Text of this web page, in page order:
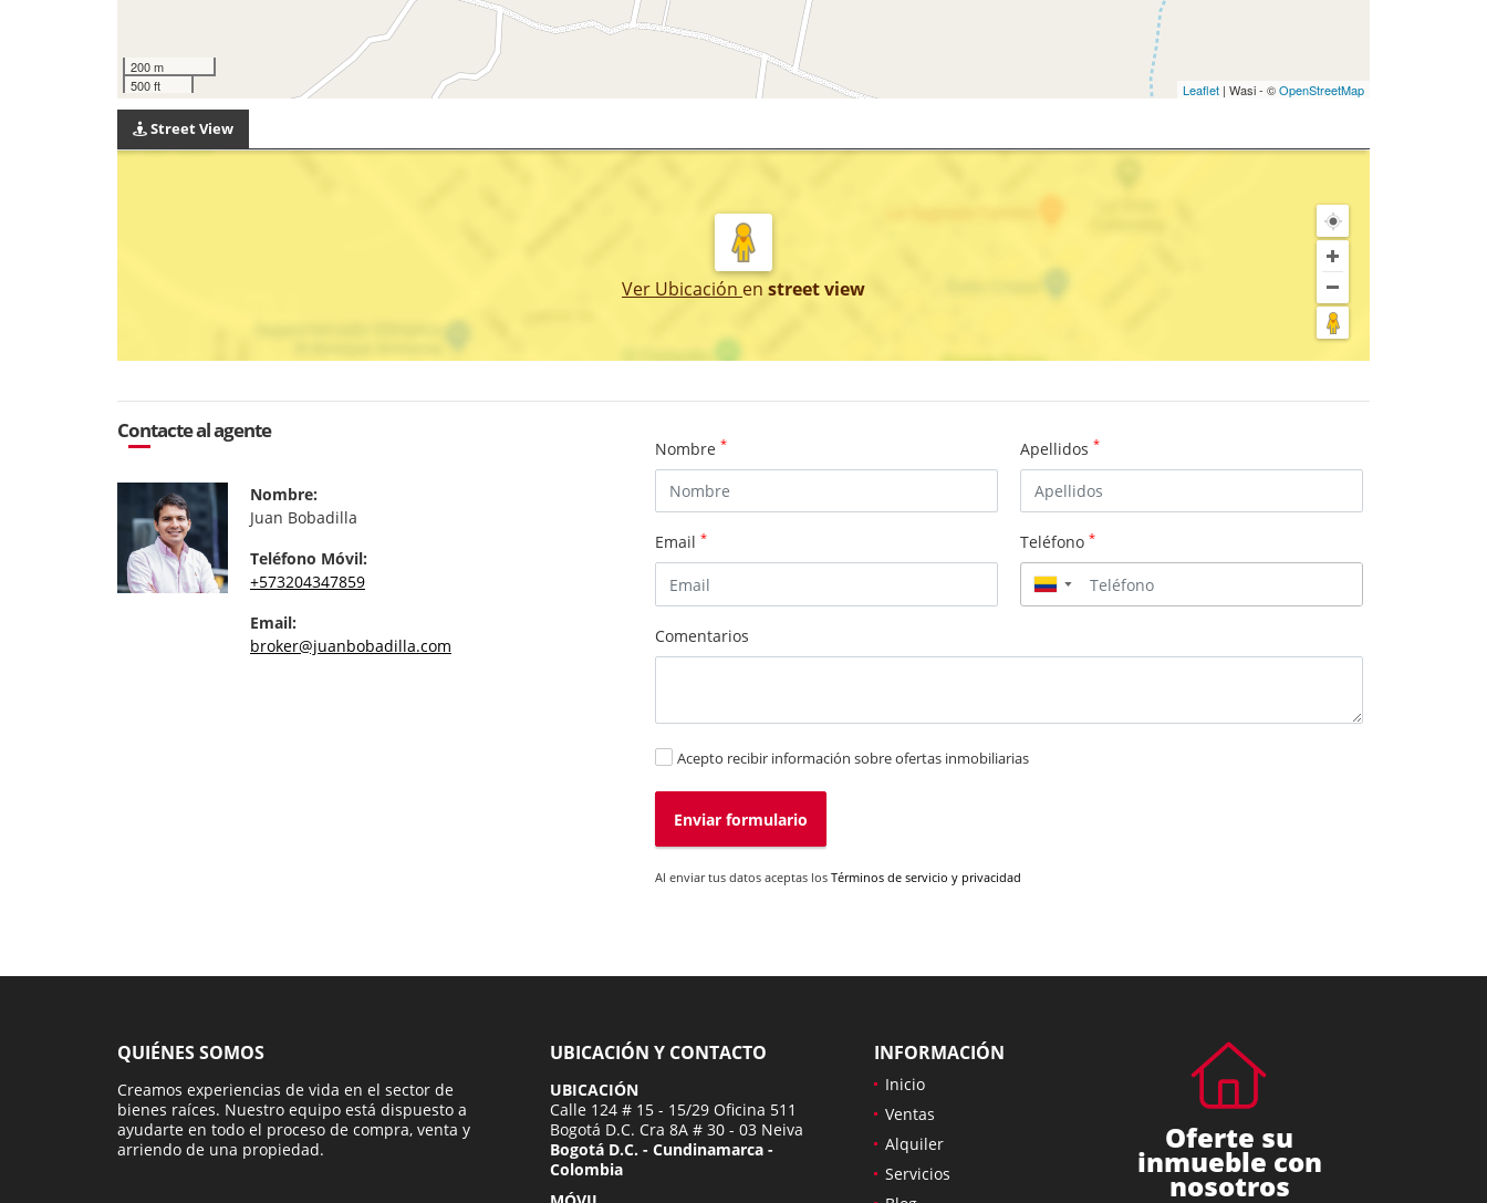
200 m
500 ft
Leaflet | Wasi - ©OpenStreetMap
Street View
Ver Ubicación en street view
Contacte al agente
Nombre:
Juan Bobadilla
Teléfono Móvil:
+573204347859
Email:
broker@juanbobadilla.com
Nombre * Apellidos *
Email * Teléfono *
▼
Comentarios
Acepto recibir información sobre ofertas inmobiliarias
Enviar formulario
Al enviar tus datos aceptas los Términos de servicio y privacidad
QUIÉNES SOMOS
Creamos experiencias de vida en el sector de
bienes raíces. Nuestro equipo está dispuesto a
ayudarte en todo el proceso de compra, venta y
arriendo de una propiedad.
UBICACIÓN Y CONTACTO
UBICACIÓN
Calle 124 # 15 - 15/29 Oficina 511
Bogotá D.C. Cra 8A # 30 - 03 Neiva
Bogotá D.C. - Cundinamarca -
Colombia
INFORMACIÓN
Inicio
Ventas
Alquiler
Servicios
Oferte su
inmueble con
nosotros